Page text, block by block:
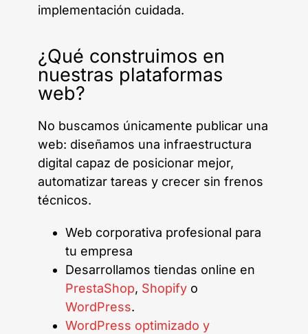
implementación cuidada.
¿Qué construimos en
nuestras plataformas
web?
No buscamos únicamente publicar una
web: diseñamos una infraestructura
digital capaz de posicionar mejor,
automatizar tareas y crecer sin frenos
técnicos.
Web corporativa profesional para
tu empresa
Desarrollamos tiendas online en
PrestaShop, Shopify o
WordPress.
WordPress optimizado y